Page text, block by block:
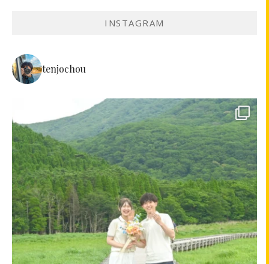
INSTAGRAM
tenjochou